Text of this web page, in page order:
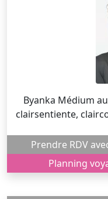
Byanka Médium auditive intuitive, hypersensible,
clairsentiente,
Planning